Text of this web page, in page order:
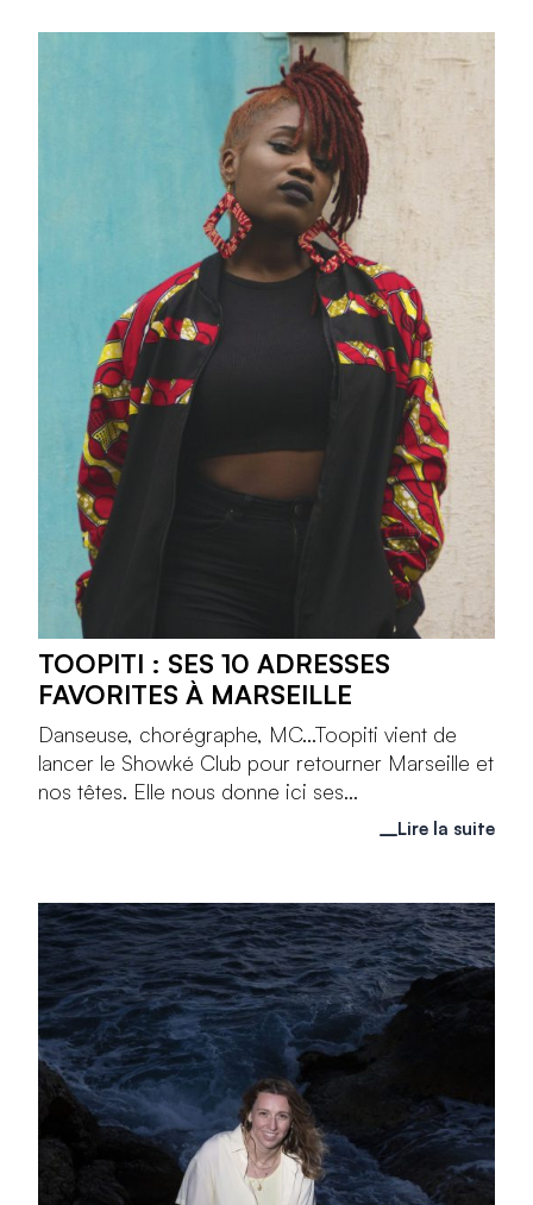
TOOPITI : SES 10 ADRESSES
FAVORITES À MARSEILLE
Danseuse, chorégraphe, MC...Toopiti vient de
lancer le Showké Club pour retourner Marseille et
nos têtes. Elle nous donne ici ses...
Lire la suite